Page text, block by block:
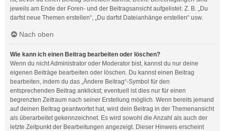
jeweils am Ende der Foren- und der Beitragsansicht aufgelistet. Z. B. „Du
darfst neue Themen erstellen“, „Du darfst Dateianhänge erstellen“ usw.
Nach oben
Wie kann ich einen Beitrag bearbeiten oder löschen?
Wenn du nicht Administrator oder Moderator bist, kannst du nur deine
eigenen Beiträge bearbeiten oder löschen. Du kannst einen Beitrag
bearbeiten, indem du das „Ändere Beitrag“-Symbol für den
entsprechenden Beitrag anklickst; eventuell ist dies nur für einen
begrenzten Zeitraum nach seiner Erstellung möglich. Wenn bereits jemand
auf deinen Beitrag geantwortet hat, wird dein Beitrag in der Themenansicht
als überarbeitet gekennzeichnet. Es wird sowohl die Anzahl als auch der
letzte Zeitpunkt der Bearbeitungen angezeigt. Dieser Hinweis erscheint